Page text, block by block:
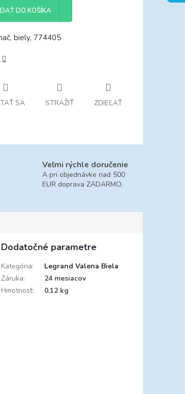
DO KOŠÍKA
biely, 774405
SA STRÁŽIŤ ZDIEĽAŤ
Veľmi rýchle doručenie
A pri objednávke nad 500
EUR doprava ZADARMO.
Dodatočné parametre
Kategória:
Legrand Valena Biela
Záruka:
24 mesiacov
Hmotnosť: 0.12 kg